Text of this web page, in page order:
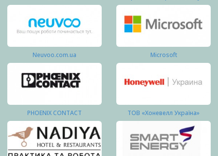
Neuvoo.com.ua Microsoft
PHOENIX CONTACT ТОВ «Хоневелл Україна»